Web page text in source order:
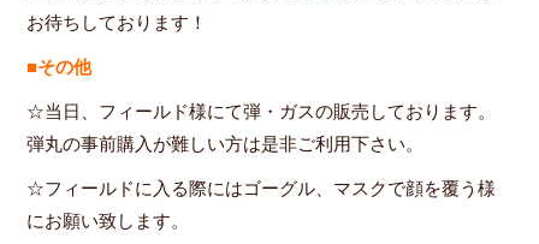
お待ちしております！
■その他
☆当日、フィールド様にて弾・ガスの販売しております。
弾丸の事前購入が難しい方は是非ご利用下さい。
☆フィールドに入る際にはゴーグル、マスクで顔を覆う様
にお願い致します。